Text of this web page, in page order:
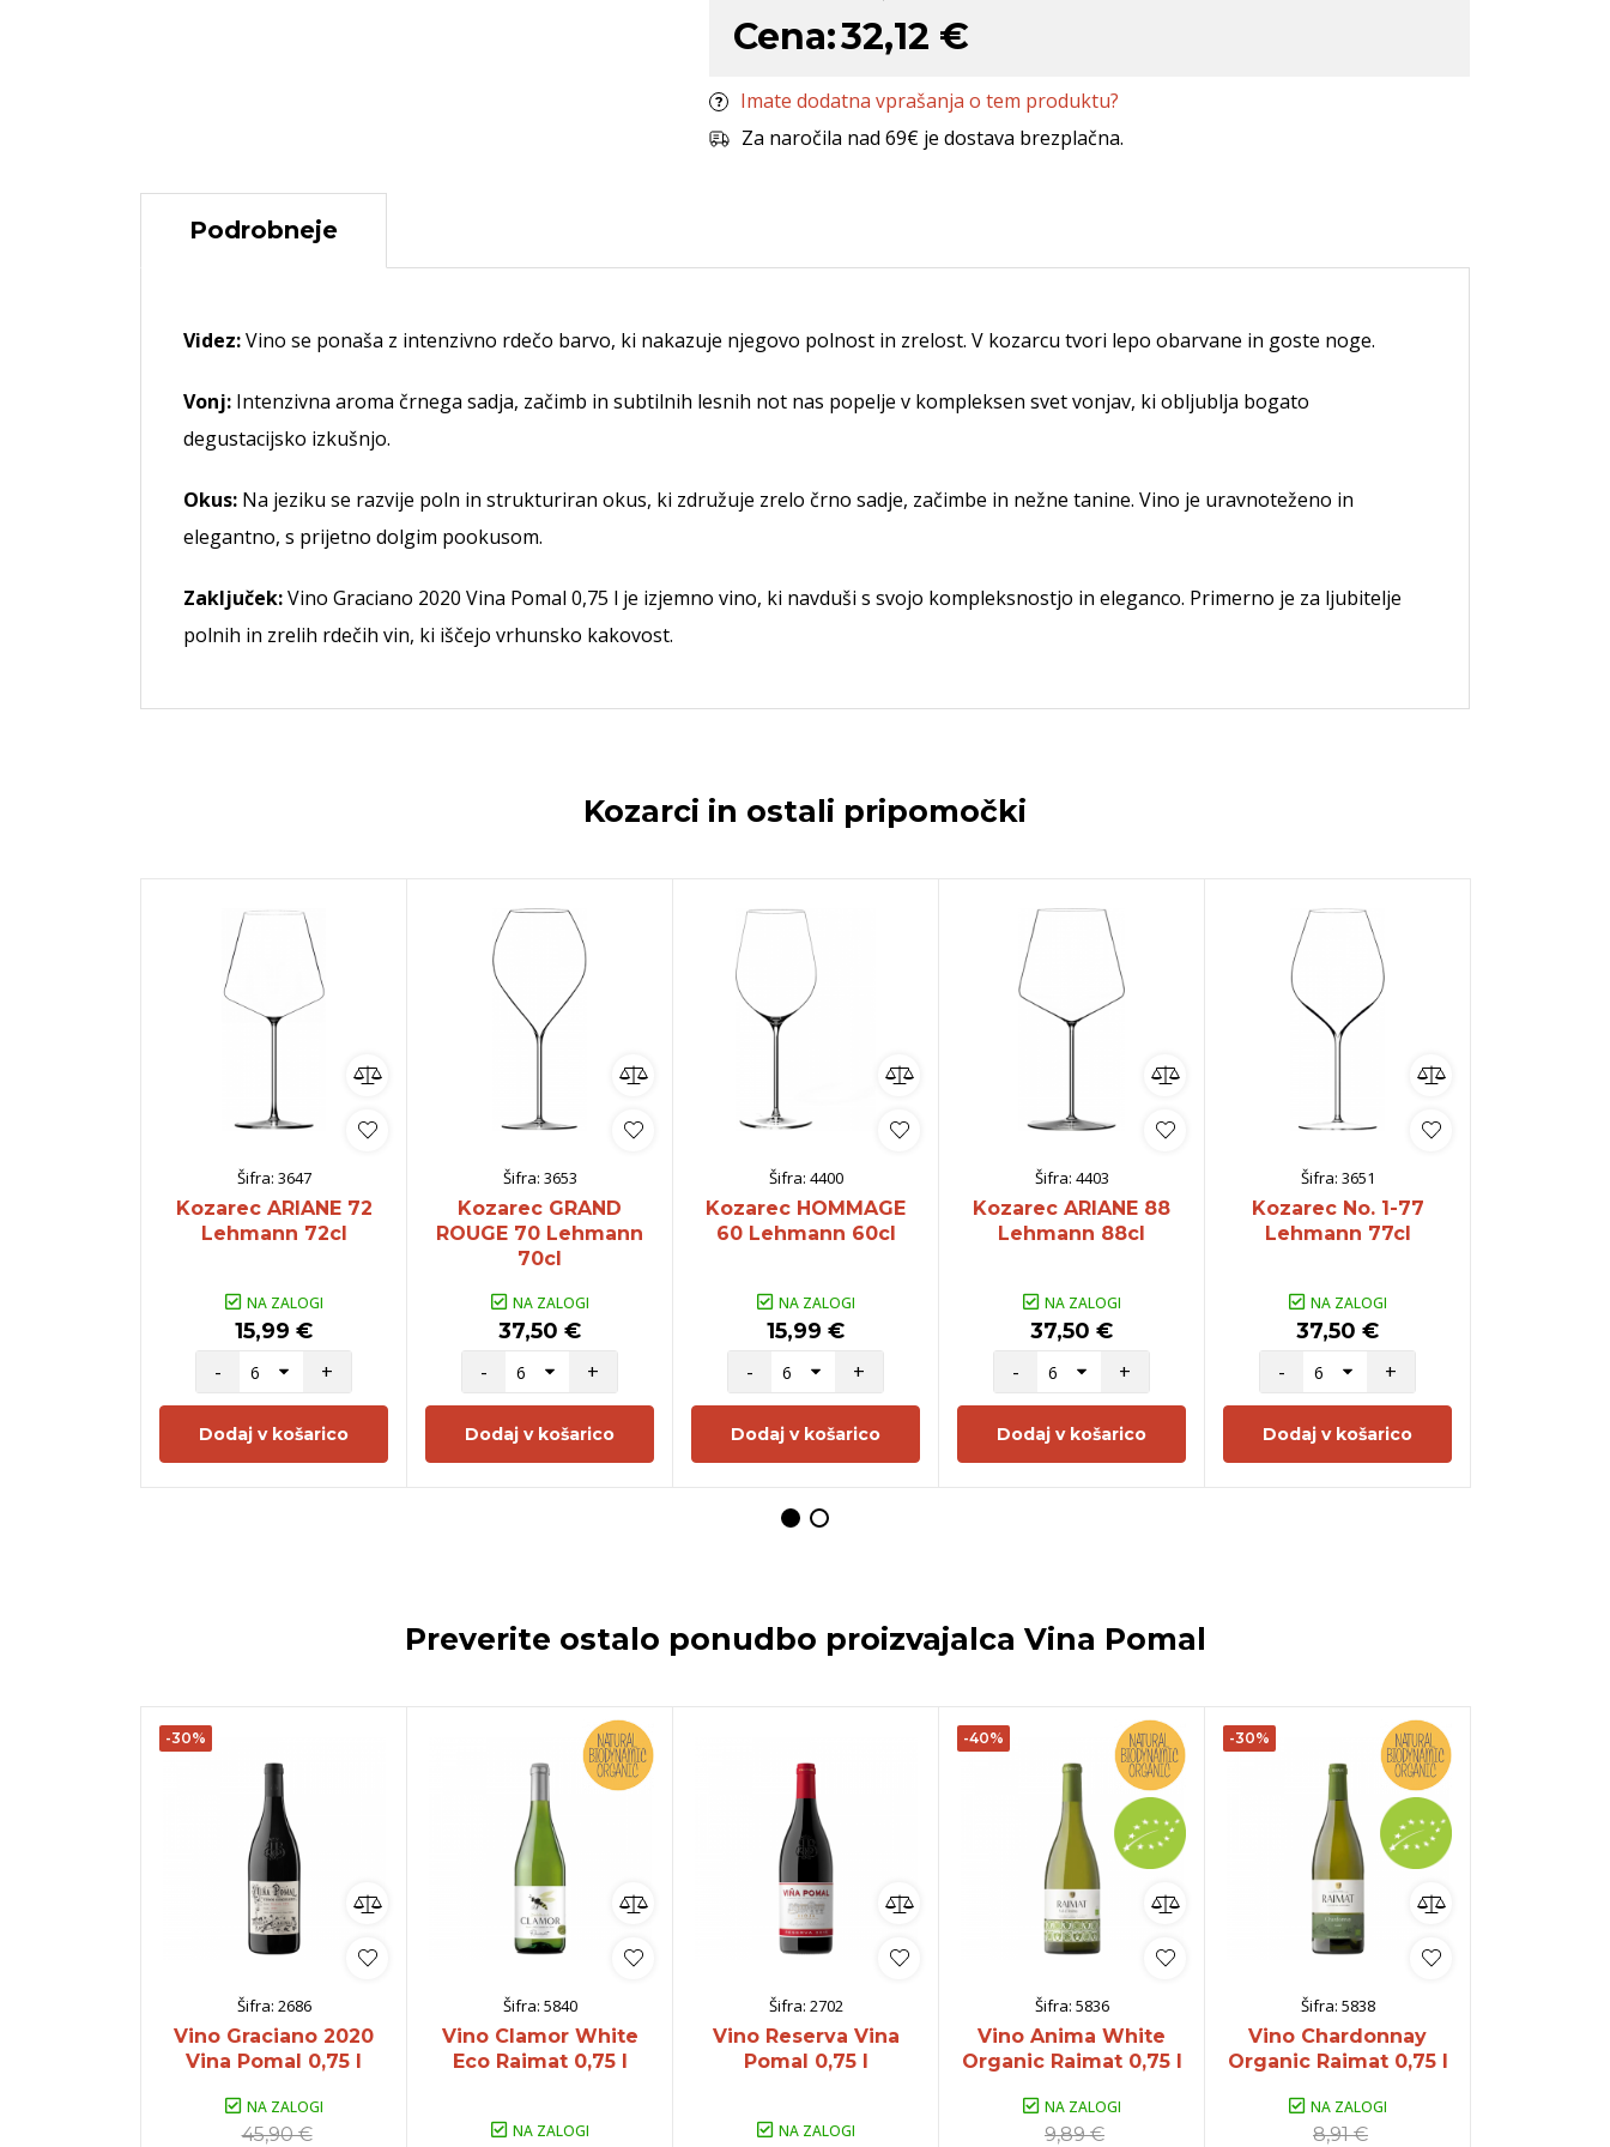
Cena:32,12 €
Imate dodatna vprašanja o tem produktu?
Za naročila nad 69€ je dostava brezplačna.
Podrobneje
Videz:Vino se ponaša z intenzivno rdečo barvo, ki nakazuje njegovo polnost in zrelost. V kozarcu tvori lepo obarvane in goste noge.
Vonj: Intenzivna aroma črnega sadja, začimb in subtilnih lesnih not nas popelje v kompleksen svet vonjav, ki obljublja bogato
degustacijsko izkušnjo.
Okus: Na jeziku se razvije poln in strukturiran okus, ki združuje zrelo črno sadje, začimbe in nežne tanine. Vino je uravnoteženo in
elegantno, s prijetno dolgim pookusom.
Zaključek:Vino Graciano 2020 Vina Pomal 0,75 l je izjemno vino, ki navduši s svojo kompleksnostjo in eleganco. Primerno je za ljubitelje
polnih in zrelih rdečih vin, ki iščejo vrhunsko kakovost.
Kozarci in ostali pripomočki
Šifra: 3647
Kozarec ARIANE 72
Lehmann 72cl
NA ZALOGI
15,99 €
-
+
Dodaj v košarico
Šifra: 3653
Kozarec GRAND
ROUGE 70 Lehmann
70cl
NA ZALOGI
37,50 €
-
+
Dodaj v košarico
Šifra: 4400
Kozarec HOMMAGE
60 Lehmann 60cl
NA ZALOGI
15,99 €
-
+
Dodaj v košarico
Šifra: 4403
Kozarec ARIANE 88
Lehmann 88cl
NA ZALOGI
37,50 €
-
+
Dodaj v košarico
Šifra: 3651
Kozarec No. 1-77
Lehmann 77cl
NA ZALOGI
37,50 €
-
+
Dodaj v košarico
Preverite ostalo ponudbo proizvajalca Vina Pomal
-30%
Šifra: 2686
Vino Graciano 2020
Vina Pomal 0,75 l
NA ZALOGI
45,90 €
Šifra: 5840
Vino Clamor White
Eco Raimat 0,75 l
NA ZALOGI
Šifra: 2702
Vino Reserva Vina
Pomal 0,75 l
NA ZALOGI
-40%
Šifra: 5836
Vino Anima White
Organic Raimat 0,75 l
NA ZALOGI
9,89 €
-30%
Šifra: 5838
Vino Chardonnay
Organic Raimat 0,75 l
NA ZALOGI
8,91 €